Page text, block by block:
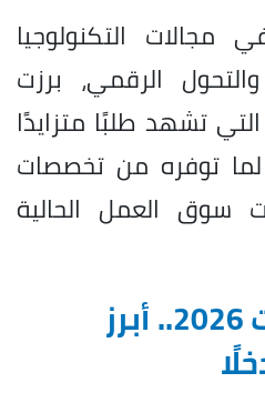
التكنولوجيا
الرقمي، برزت
تشهد طلبًا متزايدًا
توفره من تخصصات
سوق العمل الحالية
تنسيق الجامعات 2026.. أبرز